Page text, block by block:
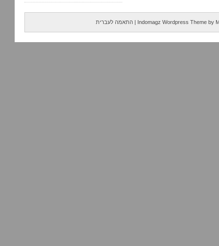
Indomagz Wordpress Theme by
| התאמה לעברית